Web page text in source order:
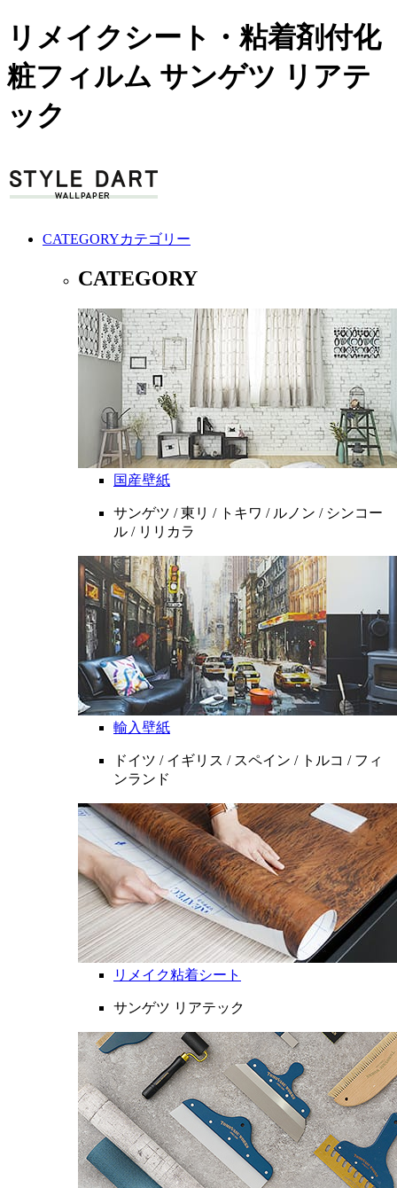
リメイクシート・粘着剤付化
粧フィルム サンゲツ リアテ
ック
CATEGORYカテゴリー
CATEGORY
国産壁紙
サンゲツ / 東リ / トキワ / ルノン / シンコー
ル / リリカラ
輸入壁紙
ドイツ / イギリス / スペイン / トルコ / フィ
ンランド
リメイク粘着シート
サンゲツ リアテック